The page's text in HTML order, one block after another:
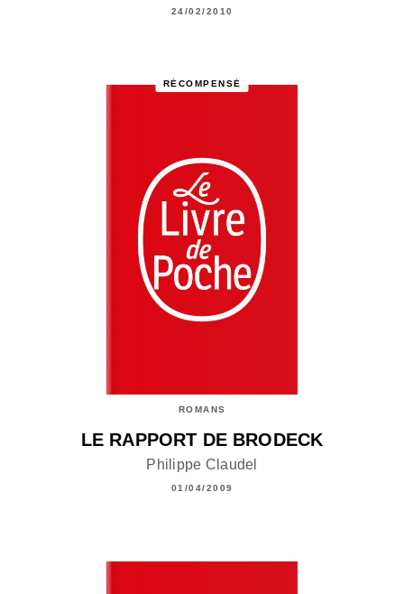
24/02/2010
RÉCOMPENSÉ
ROMANS
LE RAPPORT DE BRODECK
Philippe Claudel
01/04/2009